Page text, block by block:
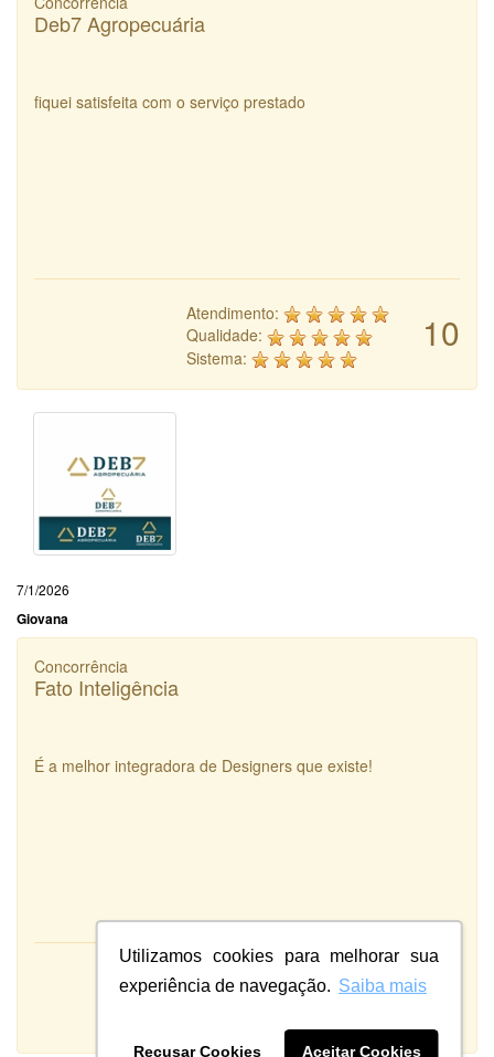
Utilizamos cookies para melhorar sua
experiência de navegação. Saiba mais
Recusar Cookies Aceitar Cookies
Deb7 Agropecuária
fiquei satisfeita com o serviço prestado
10
Atendimento:
Qualidade:
Sistema:
7/1/2026
Giovana
Concorrência
Fato Inteligência
É a melhor integradora de Designers que existe!
10
Atendimento:
Qualidade: